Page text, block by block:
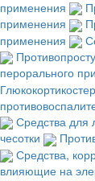
применения
применения
применения
перорального
Средства для
чесотки
Средства,
влияющие на